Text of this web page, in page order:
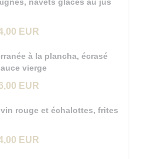
EUR
à la plancha, écrasé
vierge
EUR
rouge et échalottes, frites
EUR